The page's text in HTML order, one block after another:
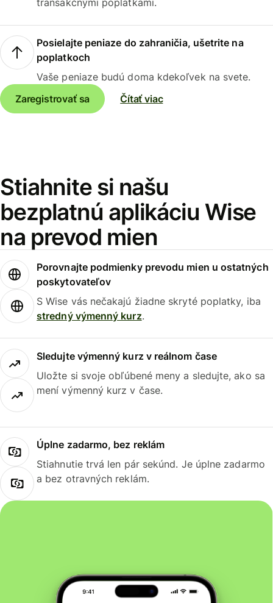
transakčnými poplatkami.
Posielajte peniaze do zahraničia, ušetrite na
poplatkoch
Vaše peniaze budú doma kdekoľvek na svete.
Zaregistrovať sa
Čítať viac
Stiahnite si našu
bezplatnú aplikáciu Wise
na prevod mien
Porovnajte podmienky prevodu mien u ostatných
poskytovateľov
S Wise vás nečakajú žiadne skryté poplatky, iba
stredný výmenný kurz.
Sledujte výmenný kurz v reálnom čase
Uložte si svoje obľúbené meny a sledujte, ako sa
mení výmenný kurz v čase.
Úplne zadarmo, bez reklám
Stiahnutie trvá len pár sekúnd. Je úplne zadarmo
a bez otravných reklám.